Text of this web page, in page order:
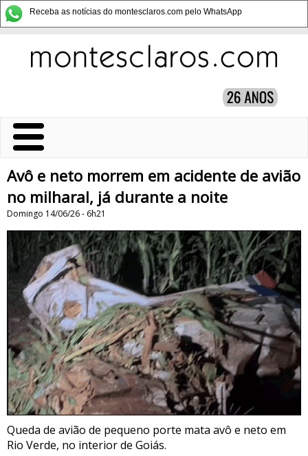
Receba as notícias do montesclaros.com pelo WhatsApp
Avô e neto morrem em acidente de avião
no milharal, já durante a noite
Domingo 14/06/26 - 6h21
Queda de avião de pequeno porte mata avô e neto em
Rio Verde, no interior de Goiás.